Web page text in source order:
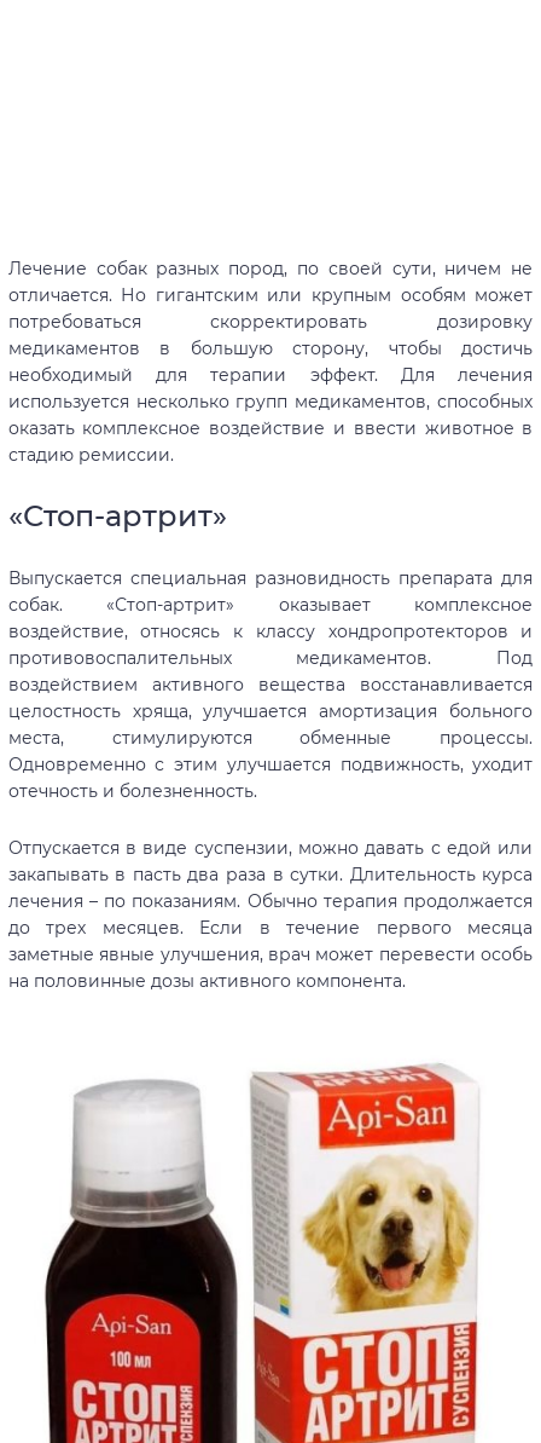
Лечение собак разных пород, по своей сути, ничем не
отличается. Но гигантским или крупным особям может
потребоваться скорректировать дозировку
медикаментов в большую сторону, чтобы достичь
необходимый для терапии эффект. Для лечения
используется несколько групп медикаментов, способных
оказать комплексное воздействие и ввести животное в
стадию ремиссии.
«Стоп-артрит»
Выпускается специальная разновидность препарата для
собак. «Стоп-артрит» оказывает комплексное
воздействие, относясь к классу хондропротекторов и
противовоспалительных медикаментов. Под
воздействием активного вещества восстанавливается
целостность хряща, улучшается амортизация больного
места, стимулируются обменные процессы.
Одновременно с этим улучшается подвижность, уходит
отечность и болезненность.
Отпускается в виде суспензии, можно давать с едой или
закапывать в пасть два раза в сутки. Длительность курса
лечения – по показаниям. Обычно терапия продолжается
до трех месяцев. Если в течение первого месяца
заметные явные улучшения, врач может перевести особь
на половинные дозы активного компонента.